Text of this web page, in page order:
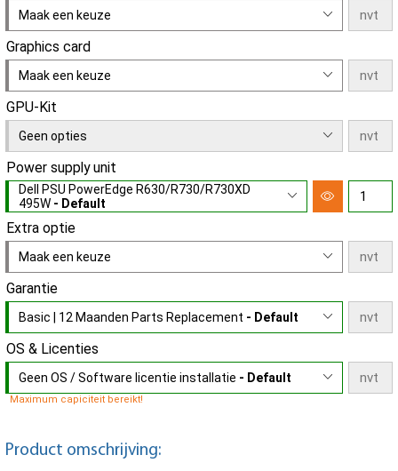
Maak een keuze
Graphics card
Maak een keuze
GPU-Kit
Geen opties
Power supply unit
Dell PSU PowerEdge R630/R730/R730XD
495W - Default
Extra optie
Maak een keuze
Garantie
Basic | 12 Maanden Parts Replacement - Default
OS & Licenties
Geen OS / Software licentie installatie - Default
Maximum capiciteit bereikt!
Product omschrijving: